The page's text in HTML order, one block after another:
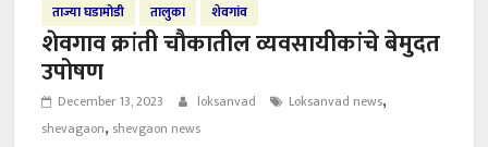
ताज्या घडामोडी तालुका शेवगांव
शेवगाव क्रांती चौकातील व्यवसायीकांचे बेमुदत
उपोषण
December 13, 2023 loksanvad Loksanvad news,
shevagaon, shevgaon news